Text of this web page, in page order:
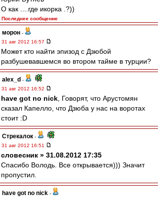
О как ....где икорка .?))
Последнее сообщение
морон -
31 авг 2012 16:57
Может кто найти эпизод с Дзюбой
разбушевавшемся во втором тайме в турции?
alex_d -
31 авг 2012 16:52
have got no nick , Говорят, что Арустомян
сказал Капелло, что Дзюба у нас на воротах
стоит :D
Стрекалок -
31 авг 2012 16:51
словесник » 31.08.2012 17:35
Спасибо Володь. Все открывается))) Значит
пропустил.
have got no nick -